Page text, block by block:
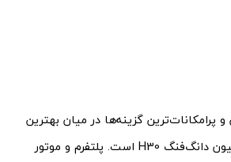
پرامکانات‌ترین گزینه‌ها در میان بهترین
خودروهای زیر 500 میلیون دانگ‌فنگ H30‌ است. پلتفرم و موتور